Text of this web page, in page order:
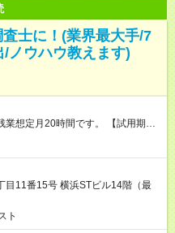
士に！(業界最大手/7
ノウハウ教えます)
月20時間です。 【試用期
長さ：3ヶ月 ※ 雇用形態と給与
あります。 雇用形態：本採用時と
目11番15号 横浜STビル14階（最
ト